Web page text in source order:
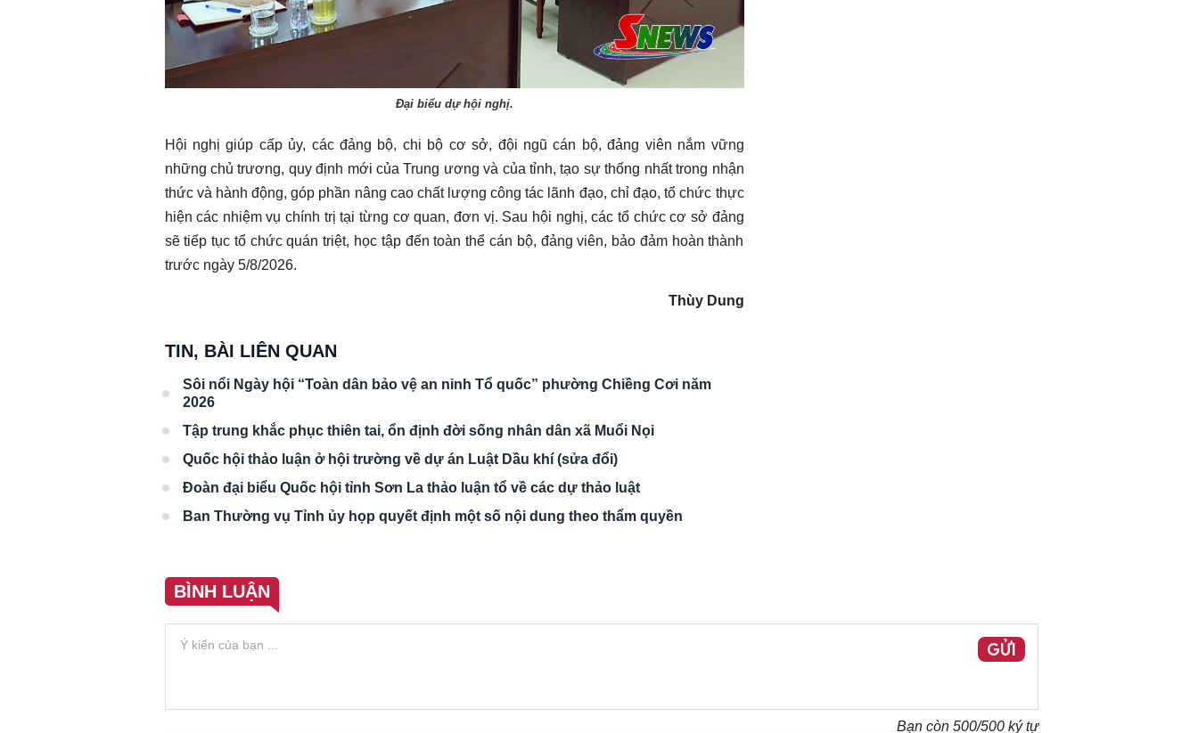
Đại biểu dự hội nghị.
Hội nghị giúp cấp ủy, các đảng bộ, chi bộ cơ sở, đội ngũ cán bộ, đảng viên nắm vững
những chủ trương, quy định mới của Trung ương và của tỉnh, tạo sự thống nhất trong nhận
thức và hành động, góp phần nâng cao chất lượng công tác lãnh đạo, chỉ đạo, tổ chức thực
hiện các nhiệm vụ chính trị tại từng cơ quan, đơn vị. Sau hội nghị, các tổ chức cơ sở đảng
sẽ tiếp tục tổ chức quán triệt, học tập đến toàn thể cán bộ, đảng viên, bảo đảm hoàn thành
trước ngày 5/8/2026.
Thùy Dung
TIN, BÀI LIÊN QUAN
Sôi nổi Ngày hội “Toàn dân bảo vệ an ninh Tổ quốc” phường Chiềng Cơi năm
2026
Tập trung khắc phục thiên tai, ổn định đời sống nhân dân xã Muổi Nọi
Quốc hội thảo luận ở hội trường về dự án Luật Dầu khí (sửa đổi)
Đoàn đại biểu Quốc hội tỉnh Sơn La thảo luận tổ về các dự thảo luật
Ban Thường vụ Tỉnh ủy họp quyết định một số nội dung theo thẩm quyền
BÌNH LUẬN
GỬI
Bạn còn 500/500 ký tự